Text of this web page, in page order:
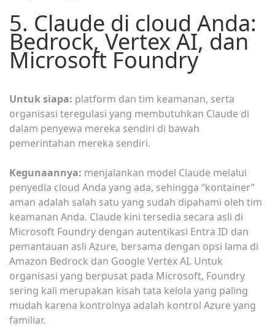
5. Claude di cloud Anda:
Bedrock, Vertex AI, dan
Microsoft Foundry
Untuk siapa: platform dan tim keamanan, serta
organisasi teregulasi yang membutuhkan Claude di
dalam penyewa mereka sendiri di bawah
pemerintahan mereka sendiri.
Kegunaannya: menjalankan model Claude melalui
penyedia cloud Anda yang ada, sehingga “kontainer”
aman adalah salah satu yang sudah dipahami oleh tim
keamanan Anda. Claude kini tersedia secara asli di
Microsoft Foundry dengan autentikasi Entra ID dan
pemantauan asli Azure, bersama dengan opsi lama di
Amazon Bedrock dan Google Vertex AI. Untuk
organisasi yang berpusat pada Microsoft, Foundry
sering kali merupakan kisah tata kelola yang paling
mudah karena kontrolnya adalah kontrol Azure yang
familiar.